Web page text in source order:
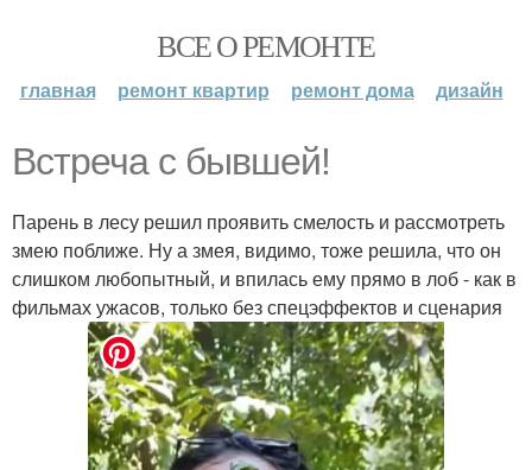
ВСЕ О РЕМОНТЕ
главная ремонт квартир ремонт дома дизайн
Встреча с бывшей!
Парень в лесу решил проявить смелость и рассмотреть
змею поближе. Ну а змея, видимо, тоже решила, что он
слишком любопытный, и впилась ему прямо в лоб - как в
фильмах ужасов, только без спецэффектов и сценария